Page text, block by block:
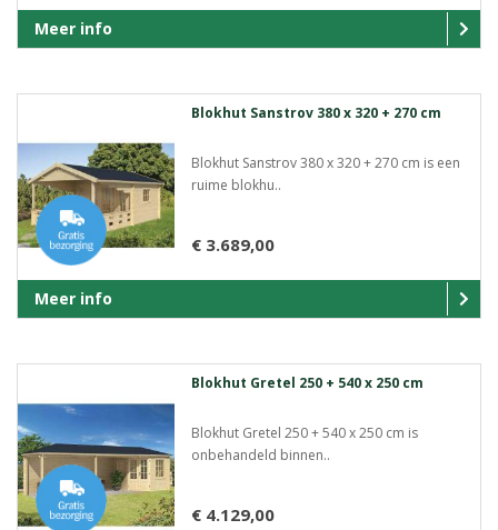
Meer info
Blokhut Sanstrov 380 x 320 + 270 cm
Blokhut Sanstrov 380 x 320 + 270 cm is een
ruime blokhu..
€ 3.689,00
Meer info
Blokhut Gretel 250 + 540 x 250 cm
Blokhut Gretel 250 + 540 x 250 cm is
onbehandeld binnen..
€ 4.129,00